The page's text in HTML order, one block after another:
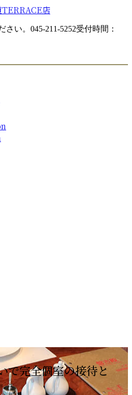
さい。 045-211-5252受付時間：
で完全個室の接待と